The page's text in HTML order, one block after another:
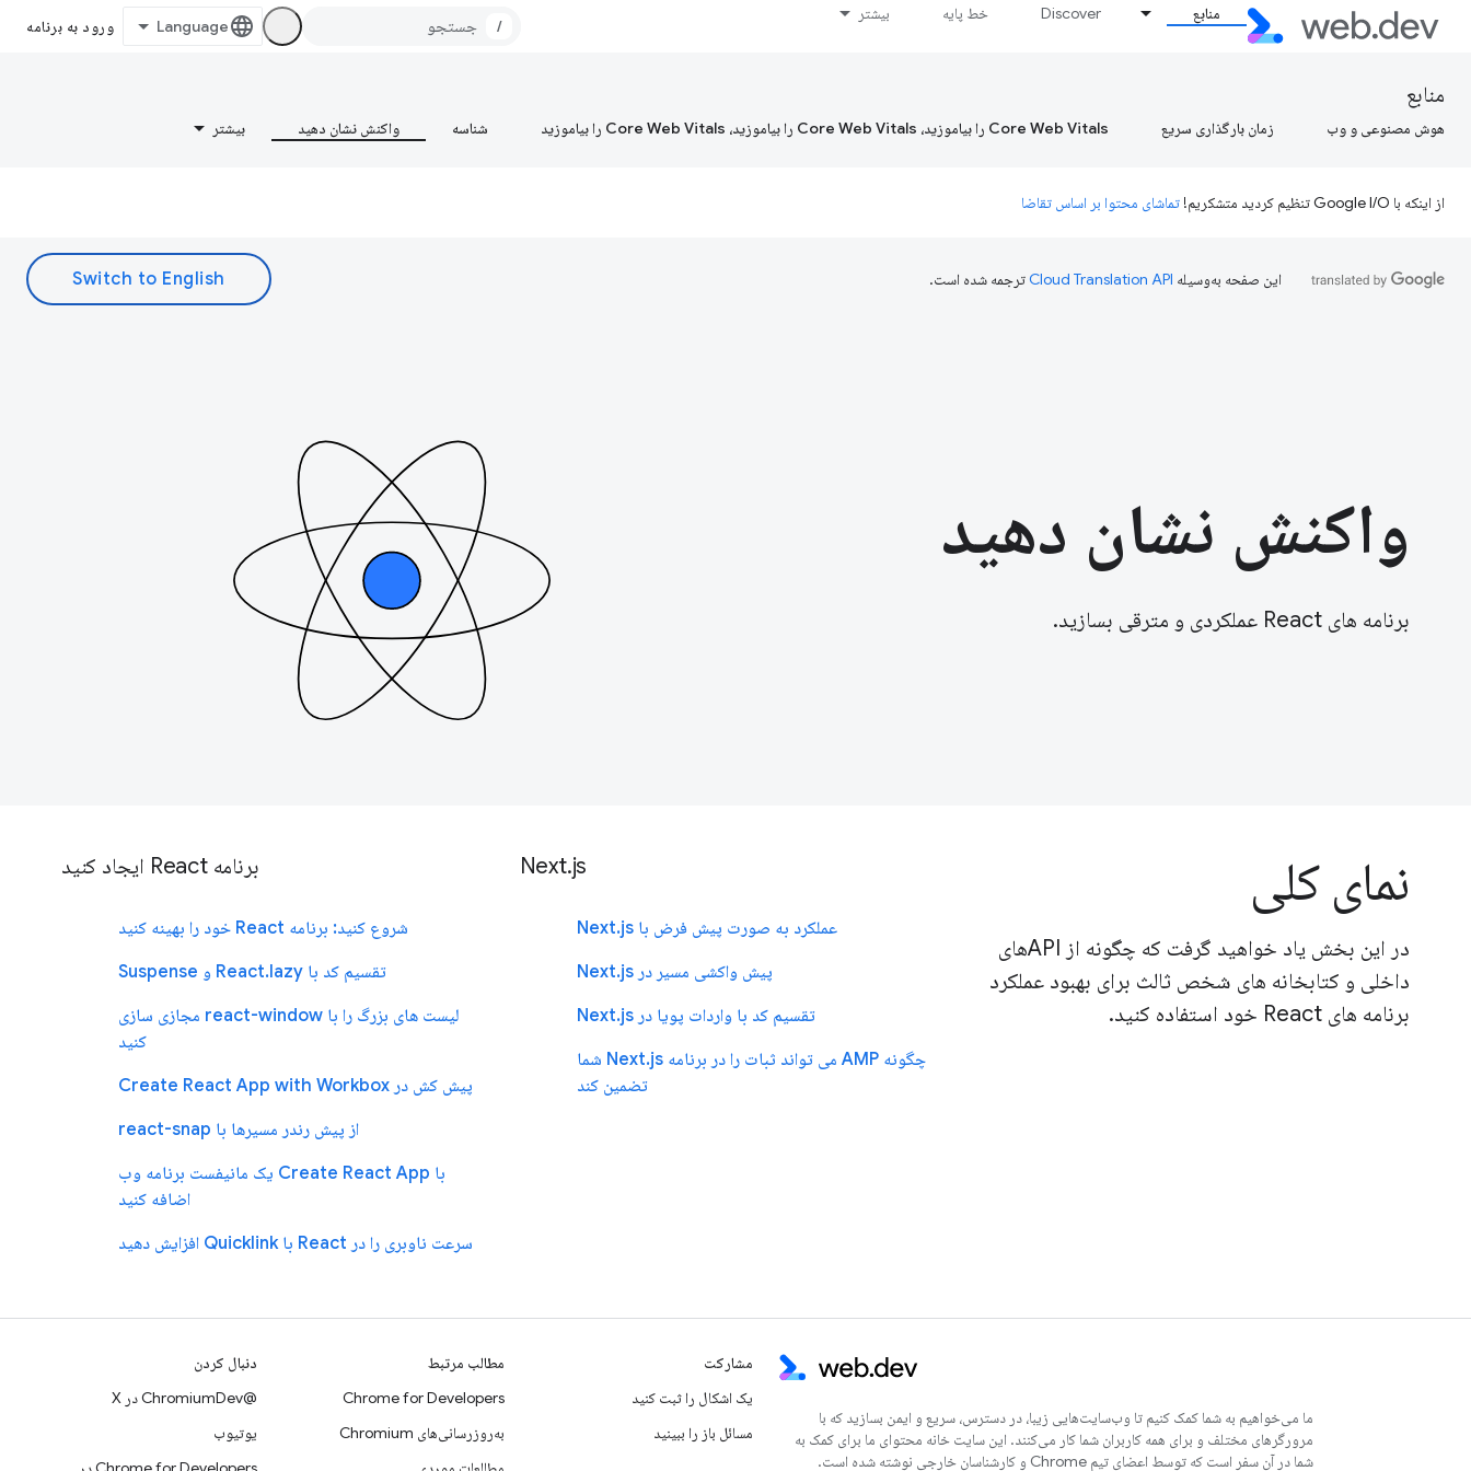
منابع Discover خط پایه بیشتر
/ ورود به برنامه
منابع
هوش مصنوعی و وب زمان بارگذاری سریع Core Web Vitals را بیاموزید، Core Web Vitals را بیاموزید، Core Web Vitals را بیاموزید شناسه واکنش نشان دهید بیشتر
از اینکه با Google I/O تنظیم کردید متشکریم! تماشای محتوا بر اساس تقاضا
این صفحه به‌وسیله ترجمه شده است.
واکنش نشان دهید
برنامه های React عملکردی و مترقی بسازید.
نمای کلی
در این بخش یاد خواهید گرفت که چگونه از APIهای
داخلی و کتابخانه های شخص ثالث برای بهبود عملکرد
برنامه های React خود استفاده کنید.
Next.js
عملکرد به صورت پیش فرض با Next.js
پیش واکشی مسیر در Next.js
تقسیم کد با واردات پویا در Next.js
چگونه AMP می تواند ثبات را در برنامه Next.js شما
تضمین کند
برنامه React ایجاد کنید
شروع کنید: برنامه React خود را بهینه کنید
تقسیم کد با React.lazy و Suspense
لیست های بزرگ را با react-window مجازی سازی
کنید
پیش کش در Create React App with Workbox
از پیش رندر مسیرها با react-snap
با Create React App یک مانیفست برنامه وب
اضافه کنید
سرعت ناوبری را در React با Quicklink افزایش دهید
ما می‌خواهیم به شما کمک کنیم تا وب‌سایت‌هایی زیبا، در دسترس، سریع و ایمن بسازید که با
مرورگرهای مختلف و برای همه کاربران شما کار می‌کنند. این سایت خانه محتوای ما برای کمک به
شما در آن سفر است که توسط اعضای تیم Chrome و کارشناسان خارجی نوشته شده است.
مشارکت
یک اشکال را ثبت کنید
مسائل باز را ببینید
مطالب مرتبط
Chrome for Developers
به‌روزرسانی‌های Chromium
دنبال کردن
@ChromiumDev در X
یوتیوب